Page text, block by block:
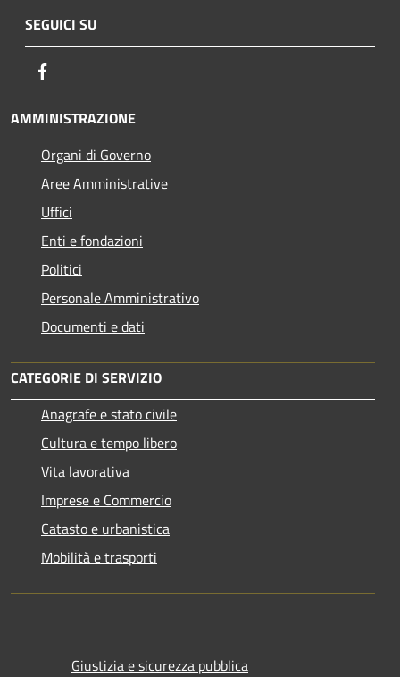
SEGUICI SU
AMMINISTRAZIONE
Organi di Governo
Aree Amministrative
Uffici
Enti e fondazioni
Politici
Personale Amministrativo
Documenti e dati
CATEGORIE DI SERVIZIO
Anagrafe e stato civile
Cultura e tempo libero
Vita lavorativa
Imprese e Commercio
Catasto e urbanistica
Mobilità e trasporti
Giustizia e sicurezza pubblica